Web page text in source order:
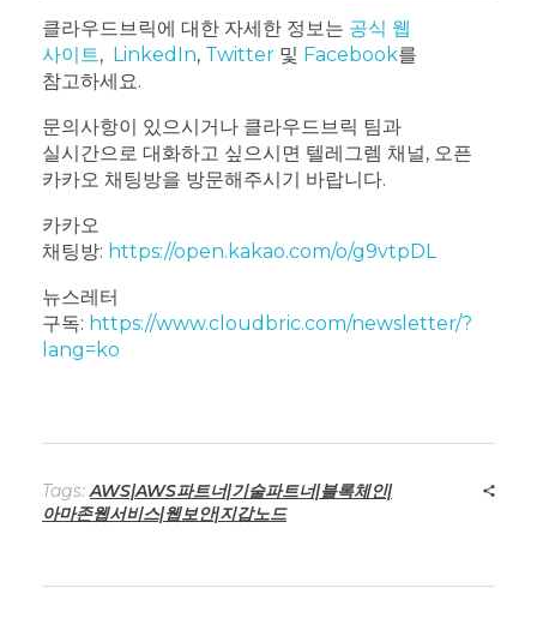
클라우드브릭에 대한 자세한 정보는 공식 웹
사이트, LinkedIn, Twitter 및 Facebook를
참고하세요.
문의사항이 있으시거나 클라우드브릭 팀과
실시간으로 대화하고 싶으시면 텔레그렘 채널, 오픈
카카오 채팅방을 방문해주시기 바랍니다.
카카오
채팅방: https://open.kakao.com/o/g9vtpDL
뉴스레터
구독: https://www.cloudbric.com/newsletter/?
lang=ko
Tags:AWS|AWS파트너|기술파트너|블록체인|
아마존웹서비스|웹보안|지갑노드